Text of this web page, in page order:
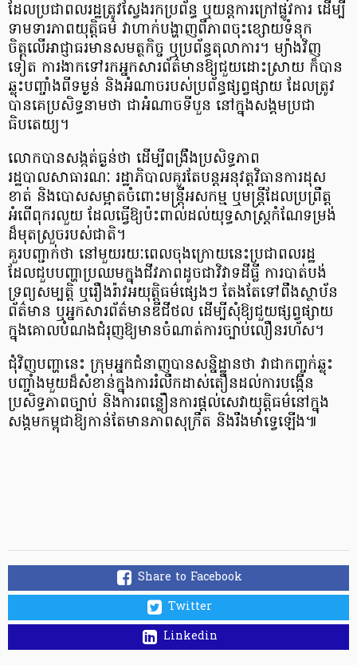
ដែលប្រជាពលរដ្ឋត្រូវស្វែងរកប្រព័ន្ធ ឬយន្តការក្រៅផ្លូវការ ដើម្បី
ទាមទារភាពយុត្តិធម៌ វាហាក់បង្ហាញពីភាពចុះខ្សោយទំនុក
ចិត្តលើអាជ្ញាធរមានសមត្ថកិច្ច ឬប្រព័ន្ធតុលាការ។ ម្យ៉ាងវិញ
ទៀត ការងាកទៅរកអ្នកសារព័ត៌មានឱ្យជួយដោះស្រាយ ក៏បាន
ឆ្លុះបញ្ចាំងពីទម្ងន់ និងអំណាចរបស់ប្រព័ន្ធផ្សព្វផ្សាយ ដែលត្រូវ
បានគេប្រសិទ្ធនាមថា ជាអំណាចទីបួន នៅក្នុងសង្គមប្រជា
ធិបតេយ្យ។
លោកបានសង្កត់ធ្ងន់ថា ដើម្បីពង្រឹងប្រសិទ្ធភាព
រដ្ឋបាលសាធារណៈ រដ្ឋាភិបាលគួរតែបន្តអនុវត្តវិធានការដុស
ខាត់ និងបោសសម្អាតចំពោះមន្ត្រីអសកម្ម ឬមន្ត្រីដែលប្រព្រឹត្ត
អំពើពុករលួយ ដែលធ្វើឱ្យប៉ះពាល់ដល់យុទ្ធសាស្ត្រកំណែទម្រង់
ដ៏មុតស្រួចរបស់ជាតិ។
គួរបញ្ជាក់ថា នៅមួយរយៈពេលចុងក្រោយនេះប្រជាពលរដ្ឋ
ដែលជួបបញ្ហាប្រឈមក្នុងជីវភាពដូចជាវិវាទដីធ្លី ការបាត់បង់
ទ្រព្យសម្បត្តិ ឬរឿងរ៉ាវអយុត្តិធម៌ផ្សេងៗ តែងតែទៅពឹងស្ថាប័ន
ព័ត៌មាន ឬអ្នកសារព័ត៌មានឌីជីថល ដើម្បីសុំឱ្យជួយផ្សព្វផ្សាយ
ក្នុងគោលបំណងជំរុញឱ្យមានចំណាត់ការច្បាប់លឿនរហ័ស។
ជុំវិញបញ្ហានេះ ក្រុមអ្នកជំនាញបានសន្និដ្ឋានថា វាជាកញ្ចក់ឆ្លុះ
បញ្ចាំងមួយដ៏សំខាន់ក្នុងការរំលឹកដាស់តឿនដល់ការបង្កើន
ប្រសិទ្ធភាពច្បាប់ និងការពន្លឿនការផ្តល់សេវាយុត្តិធម៌នៅក្នុង
សង្គមកម្ពុជាឱ្យកាន់តែមានភាពសុក្រឹត និងរឹងមាំទ្វេឡើង៕
Share to Facebook
Twitter
Linkedin